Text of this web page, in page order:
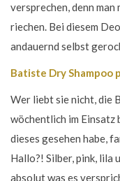
versprechen, denn
riechen. Bei diesem
andauernd selbst
Batiste Dry Shampoo
Wer liebt sie nicht, die
wöchentlich im Einsatz
dieses gesehen habe,
Hallo?! Silber, pink, lila
absolut was es